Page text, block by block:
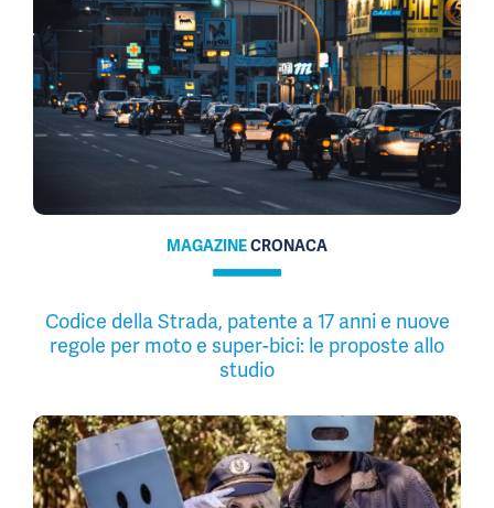
MAGAZINECRONACA
Codice della Strada, patente a 17 anni e nuove
regole per moto e super-bici: le proposte allo
studio